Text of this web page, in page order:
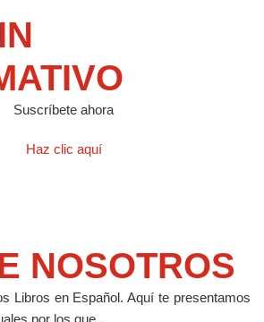
Suscríbete ahora
Haz clic aquí
NOSOTROS
Libros en Español.Aquí te presentamos
por los que...